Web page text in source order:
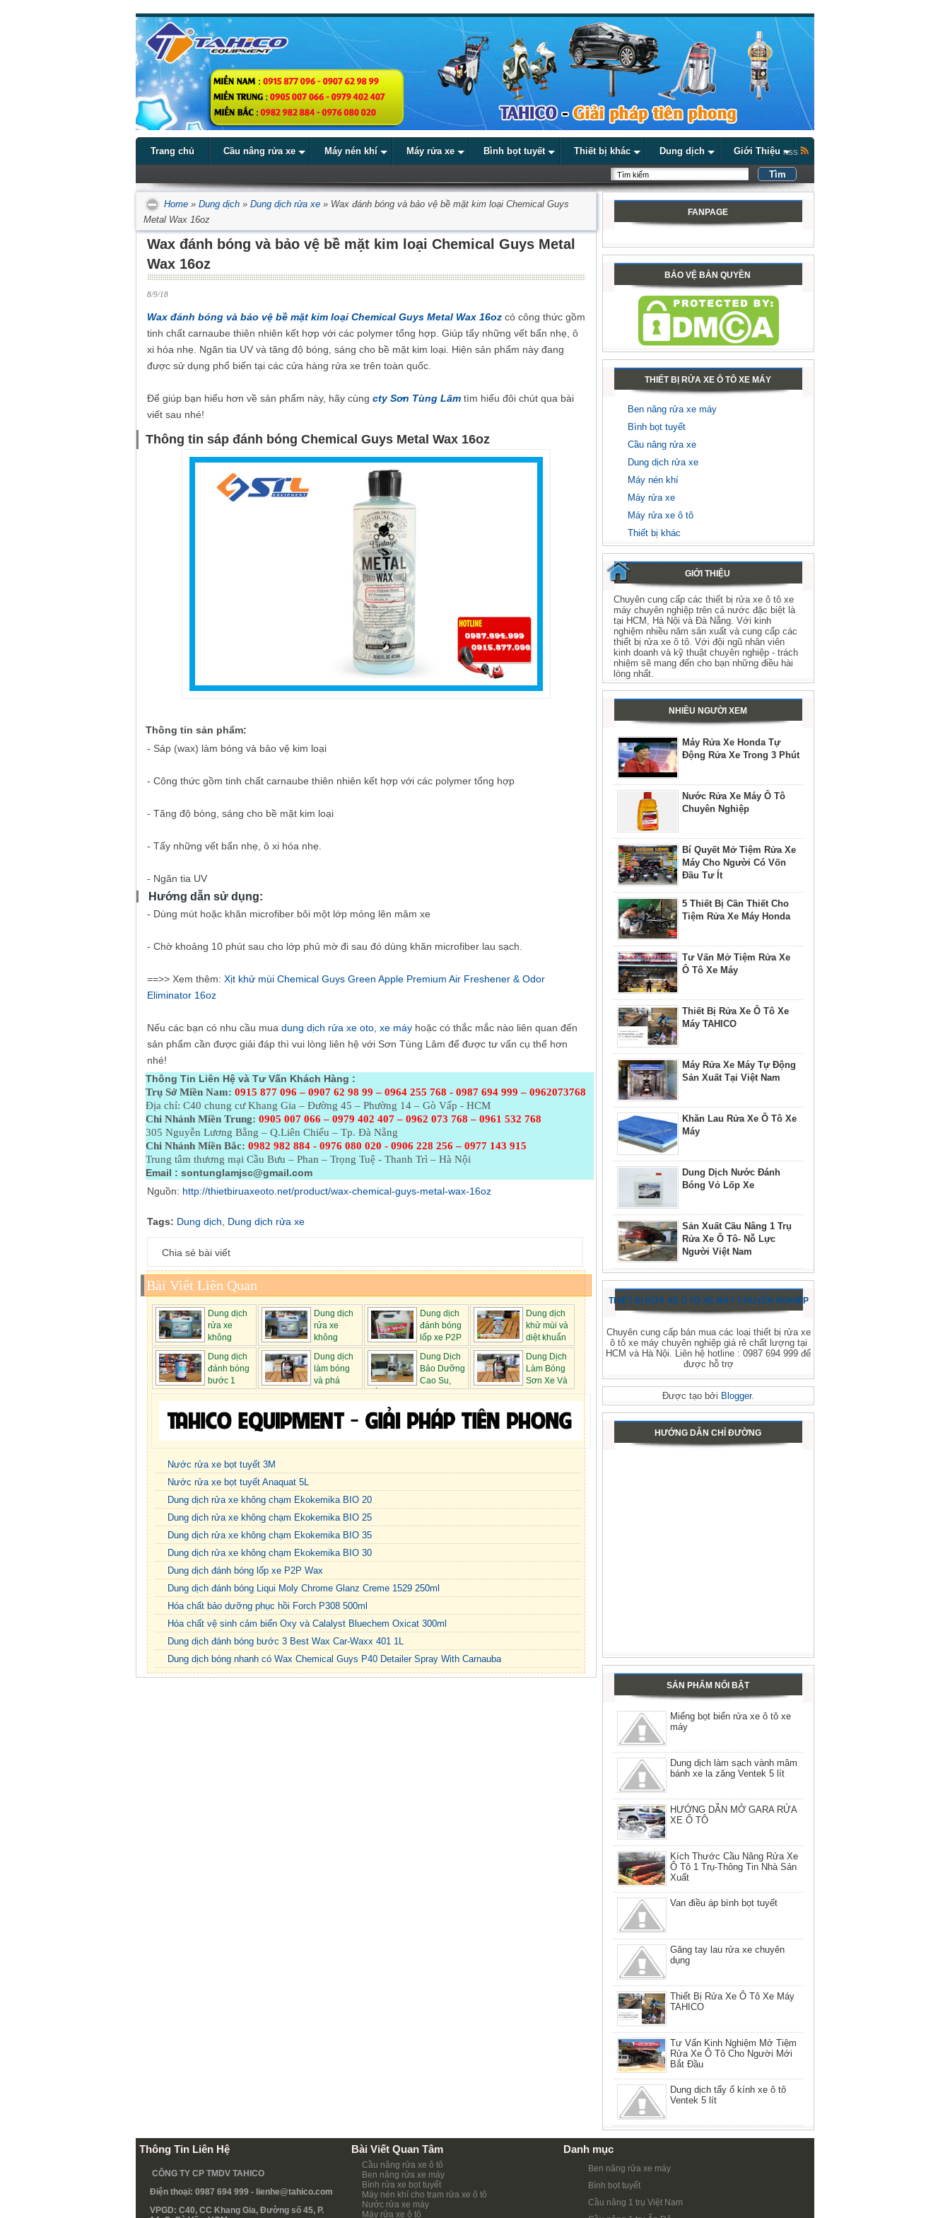
Trang chủ Cầu nâng rửa xe Máy nén khí Máy rửa xe Bình bọt tuyết Thiết bị khác Dung dịch Giới Thiệu RSS
Home » Dung dịch » Dung dịch rửa xe » Wax đánh bóng và bảo vệ bề mặt kim loại Chemical Guys
Metal Wax 16oz
Wax đánh bóng và bảo vệ bề mặt kim loại Chemical Guys Metal
Wax 16oz
8/9/18
Wax đánh bóng và bảo vệ bề mặt kim loại Chemical Guys Metal Wax 16oz có công thức gồm
tinh chất carnaube thiên nhiên kết hợp với các polymer tổng hợp. Giúp tẩy những vết bẩn nhẹ, ô
xi hóa nhẹ. Ngăn tia UV và tăng độ bóng, sáng cho bề mặt kim loại. Hiện sản phẩm này đang
được sử dụng phổ biến tại các cửa hàng rửa xe trên toàn quốc.
Để giúp bạn hiểu hơn về sản phẩm này, hãy cùng cty Sơn Tùng Lâm tìm hiểu đôi chút qua bài
viết sau nhé!
Thông tin sáp đánh bóng Chemical Guys Metal Wax 16oz
Thông tin sản phẩm:
- Sáp (wax) làm bóng và bảo vệ kim loại
- Công thức gồm tinh chất carnaube thiên nhiên kết hợp với các polymer tổng hợp
- Tăng độ bóng, sáng cho bề mặt kim loại
- Tẩy những vết bẩn nhẹ, ô xi hóa nhẹ.
- Ngăn tia UV
Hướng dẫn sử dụng:
- Dùng mút hoặc khăn microfiber bôi một lớp mỏng lên mâm xe
- Chờ khoảng 10 phút sau cho lớp phủ mờ đi sau đó dùng khăn microfiber lau sạch.
==>> Xem thêm: Xịt khử mùi Chemical Guys Green Apple Premium Air Freshener & Odor
Eliminator 16oz
Nếu các bạn có nhu cầu mua dung dịch rửa xe oto, xe máy hoặc có thắc mắc nào liên quan đến
sản phẩm cần được giải đáp thì vui lòng liên hệ với Sơn Tùng Lâm để được tư vấn cụ thể hơn
nhé!
Thông Tin Liên Hệ và Tư Vấn Khách Hàng :
Trụ Sở Miền Nam: 0915 877 096 – 0907 62 98 99 – 0964 255 768 - 0987 694 999 – 0962073768
Địa chỉ: C40 chung cư Khang Gia – Đường 45 – Phường 14 – Gò Vấp - HCM
Chi Nhánh Miền Trung: 0905 007 066 – 0979 402 407 – 0962 073 768 – 0961 532 768
305 Nguyễn Lương Bằng – Q.Liên Chiểu – Tp. Đà Nẵng
Chi Nhánh Miền Bắc: 0982 982 884 - 0976 080 020 - 0906 228 256 – 0977 143 915
Trung tâm thương mại Cầu Bưu – Phan – Trọng Tuệ - Thanh Trì – Hà Nội
Email : sontunglamjsc@gmail.com
Nguồn: http://thietbiruaxeoto.net/product/wax-chemical-guys-metal-wax-16oz
Tags: Dung dịch, Dung dịch rửa xe
Chia sẻ bài viết
Bài Viết Liên Quan
Dung dịch
rửa xe
không
chạm Ekokemi...
Dung dịch
rửa xe
không
chạm Ekokemi...
Dung dịch
đánh bóng
lốp xe P2P
Wax
Dung dịch
khử mùi và
diệt khuẩn
già...
Dung dịch
đánh bóng
bước 1
Dung dịch
làm bóng
và phá
Dung Dịch
Bảo Dưỡng
Cao Su,
Dung Dịch
Làm Bóng
Sơn Xe Và
Nước rửa xe bọt tuyết 3M
Nước rửa xe bọt tuyết Anaquat 5L
Dung dịch rửa xe không chạm Ekokemika BIO 20
Dung dịch rửa xe không chạm Ekokemika BIO 25
Dung dịch rửa xe không chạm Ekokemika BIO 35
Dung dịch rửa xe không chạm Ekokemika BIO 30
Dung dịch đánh bóng lốp xe P2P Wax
Dung dịch đánh bóng Liqui Moly Chrome Glanz Creme 1529 250ml
Hóa chất bảo dưỡng phục hồi Forch P308 500ml
Hóa chất vệ sinh cảm biến Oxy và Calalyst Bluechem Oxicat 300ml
Dung dịch đánh bóng bước 3 Best Wax Car-Waxx 401 1L
Dung dịch bóng nhanh có Wax Chemical Guys P40 Detailer Spray With Carnauba
FANPAGE
BẢO VỆ BẢN QUYỀN
THIẾT BỊ RỬA XE Ô TÔ XE MÁY
Ben nâng rửa xe máy
Bình bọt tuyết
Cầu nâng rửa xe
Dung dịch rửa xe
Máy nén khí
Máy rửa xe
Máy rửa xe ô tô
Thiết bị khác
GIỚI THIỆU
Chuyên cung cấp các thiết bị rửa xe ô tô xe
máy chuyên nghiệp trên cả nước đặc biệt là
tại HCM, Hà Nội và Đà Nẵng. Với kinh
nghiệm nhiều năm sản xuất và cung cấp các
thiết bị rửa xe ô tô. Với đội ngũ nhân viên
kinh doanh và kỹ thuật chuyên nghiệp - trách
nhiệm sẽ mang đến cho bạn những điều hài
lòng nhất.
NHIỀU NGƯỜI XEM
Máy Rửa Xe Honda Tự
Động Rửa Xe Trong 3 Phút
Nước Rửa Xe Máy Ô Tô
Chuyên Nghiệp
Bí Quyết Mở Tiệm Rửa Xe
Máy Cho Người Có Vốn
Đầu Tư Ít
5 Thiết Bị Cần Thiết Cho
Tiệm Rửa Xe Máy Honda
Tư Vấn Mở Tiệm Rửa Xe
Ô Tô Xe Máy
Thiết Bị Rửa Xe Ô Tô Xe
Máy TAHICO
Máy Rửa Xe Máy Tự Động
Sản Xuất Tại Việt Nam
Khăn Lau Rửa Xe Ô Tô Xe
Máy
Dung Dịch Nước Đánh
Bóng Vỏ Lốp Xe
Sản Xuất Cầu Nâng 1 Trụ
Rửa Xe Ô Tô- Nỗ Lực
Người Việt Nam
THIẾT BỊ RỬA XE Ô TÔ XE MÁY CHUYÊN NGHIỆP
Chuyên cung cấp bán mua các loại thiết bị rửa xe
ô tô xe máy chuyên nghiệp giá rẻ chất lượng tại
HCM và Hà Nội. Liên hệ hotline : 0987 694 999 để
được hỗ trợ
Được tạo bởi Blogger.
HƯỚNG DẪN CHỈ ĐƯỜNG
SẢN PHẨM NỔI BẬT
Miếng bọt biển rửa xe ô tô xe
máy
Dung dịch làm sạch vành mâm
bánh xe la zăng Ventek 5 lít
HƯỚNG DẪN MỞ GARA RỬA
XE Ô TÔ
Kích Thước Cầu Nâng Rửa Xe
Ô Tô 1 Trụ-Thông Tin Nhà Sản
Xuất
Van điều áp bình bọt tuyết
Găng tay lau rửa xe chuyên
dụng
Thiết Bị Rửa Xe Ô Tô Xe Máy
TAHICO
Tư Vấn Kinh Nghiệm Mở Tiệm
Rửa Xe Ô Tô Cho Người Mới
Bắt Đầu
Dung dịch tẩy ố kính xe ô tô
Ventek 5 lít
Thông Tin Liên Hệ
CÔNG TY CP TMDV TAHICO
Điện thoại: 0987 694 999 - lienhe@tahico.com
VPGD: C40, CC Khang Gia, Đường số 45, P.
Bài Viết Quan Tâm
Cầu nâng rửa xe ô tô
Ben nâng rửa xe máy
Bình rửa xe bọt tuyết
Máy nén khí cho trạm rửa xe ô tô
Nước rửa xe máy
Máy rửa xe ô tô
Danh mục
Ben nâng rửa xe máy
Bình bọt tuyết
Cầu nâng 1 trụ Việt Nam